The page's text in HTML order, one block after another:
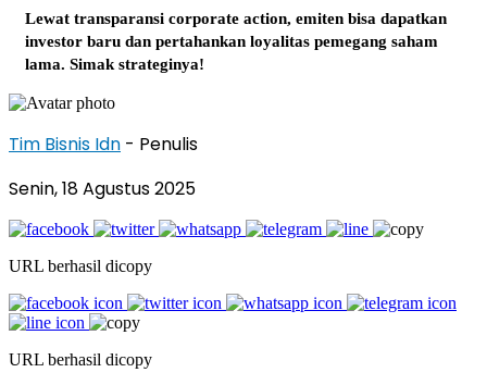
Lewat transparansi corporate action, emiten bisa dapatkan
investor baru dan pertahankan loyalitas pemegang saham
lama. Simak strateginya!
Tim Bisnis Idn - Penulis
Senin, 18 Agustus 2025
URL berhasil dicopy
URL berhasil dicopy